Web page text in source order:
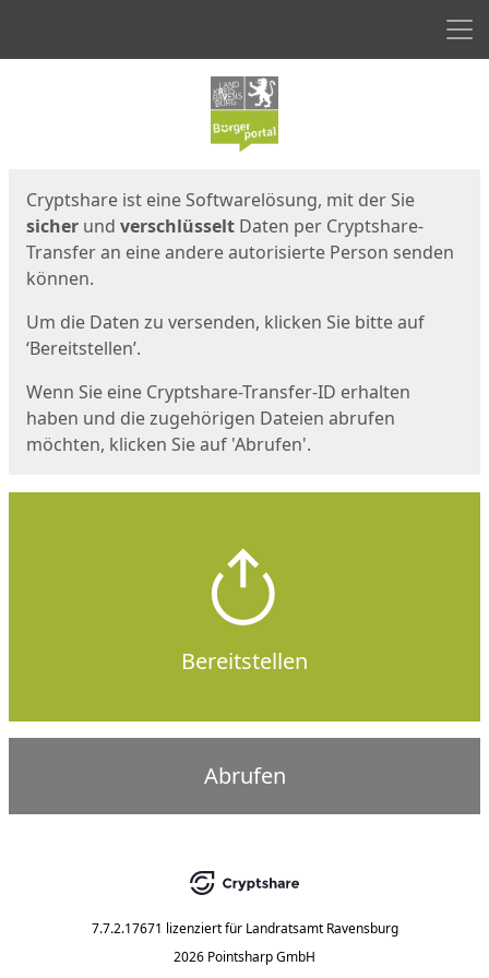
Cryptshare ist eine Softwarelösung, mit der Sie
sicher und verschlüsselt Daten per Cryptshare-
Transfer an eine andere autorisierte Person senden
können.
Um die Daten zu versenden, klicken Sie bitte auf
‘Bereitstellen’.
Wenn Sie eine Cryptshare-Transfer-ID erhalten
haben und die zugehörigen Dateien abrufen
möchten, klicken Sie auf 'Abrufen'.
Bereitstellen
Abrufen
7.7.2.17671 lizenziert für Landratsamt Ravensburg
2026 Pointsharp GmbH